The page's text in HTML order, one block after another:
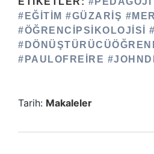
#EĞITIM #GÜZARIŞ
#ÖĞRENCIPSIKOLOJISI
#PAULOFREIRE
Tarih: Makaleler